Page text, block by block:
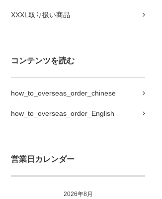
XXXL取り扱い商品
コンテンツを読む
how_to_overseas_order_chinese
how_to_overseas_order_English
営業日カレンダー
2026年8月